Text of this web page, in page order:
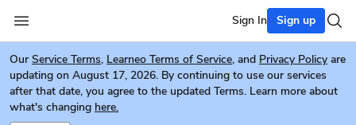
Sign In Sign up
Our Service Terms, Learneo Terms of Service, and Privacy Policy are
updating on August 17, 2026. By continuing to use our services
after that date, you agree to the updated Terms. Learn more about
what's changing here.